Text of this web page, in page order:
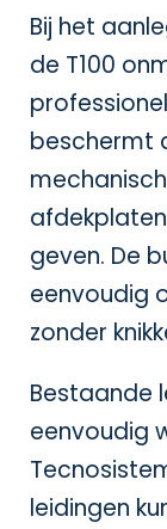
Bij het
de T100
beschermt
geven. De
eenvoudig
zonder
Bestaande
eenvoudig
leidingen